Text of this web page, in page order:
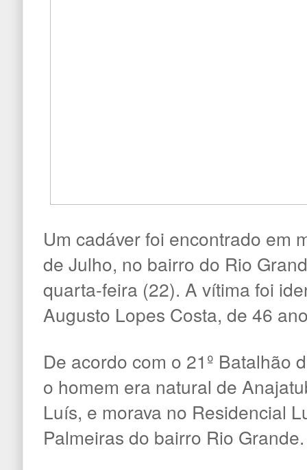
Um cadáver foi encontrado em
de Julho, no bairro do Rio
quarta-feira (22). A vítima foi
Augusto Lopes Costa, de 46
De acordo com o 21º Batalhão
o homem era natural de
Luís, e morava no Residencial
Palmeiras do bairro Rio Grande.